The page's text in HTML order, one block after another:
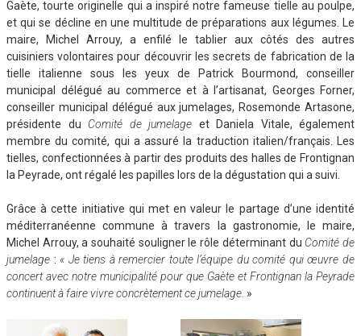
Gaète, tourte originelle qui a inspiré notre fameuse tielle au poulpe,
et qui se décline en une multitude de préparations aux légumes. Le
maire, Michel Arrouy, a enfilé le tablier aux côtés des autres
cuisiniers volontaires pour découvrir les secrets de fabrication de la
tielle italienne sous les yeux de Patrick Bourmond, conseiller
municipal délégué au commerce et à l’artisanat, Georges Forner,
conseiller municipal délégué aux jumelages, Rosemonde Artasone,
présidente du Comité de jumelage et Daniela Vitale, également
membre du comité, qui a assuré la traduction italien/français. Les
tielles, confectionnées à partir des produits des halles de Frontignan
la Peyrade, ont régalé les papilles lors de la dégustation qui a suivi.
Grâce à cette initiative qui met en valeur le partage d’une identité
méditerranéenne commune à travers la gastronomie, le maire,
Michel Arrouy, a souhaité souligner le rôle déterminant du Comité de
jumelage : « Je tiens à remercier toute l’équipe du comité qui œuvre de
concert avec notre municipalité pour que Gaète et Frontignan la Peyrade
continuent à faire vivre concrètement ce jumelage. »